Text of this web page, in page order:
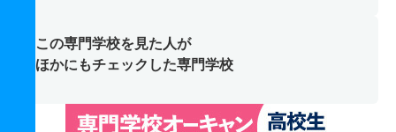
この専門学校を見た人が
ほかにもチェックした専門学校